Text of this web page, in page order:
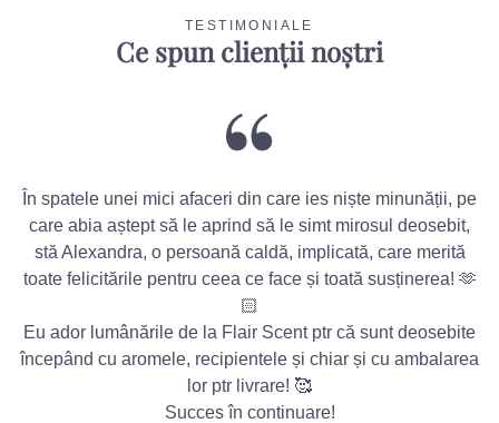
TESTIMONIALE
Ce spun clienții noștri
În spatele unei mici afaceri din care ies niște minunății, pe
care abia aștept să le aprind să le simt mirosul deosebit,
stă Alexandra, o persoană caldă, implicată, care merită
toate felicitările pentru ceea ce face și toată susținerea! 🫶
🏻
Eu ador lumânările de la Flair Scent ptr că sunt deosebite
începând cu aromele, recipientele și chiar și cu ambalarea
lor ptr livrare! 🥰
Succes în continuare!